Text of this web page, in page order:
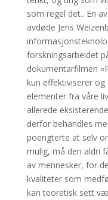
som regel det.. En
avdøde Jens
forskningsarbeidet
dokumentarfilmen
kun effektiviserer
elementer fra våre
allerede
derfor behandles
poengterte at selv
mulig, må den aldri
av mennesker, for
kvaliteter som
kan teoretisk sett